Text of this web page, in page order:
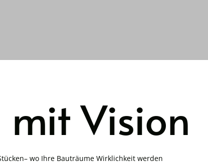
Vision
wo Ihre Bauträume Wirklichkeit werden